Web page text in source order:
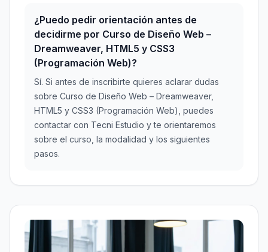
¿Puedo pedir orientación antes de
decidirme por Curso de Diseño Web –
Dreamweaver, HTML5 y CSS3
(Programación Web)?
Sí. Si antes de inscribirte quieres aclarar dudas
sobre Curso de Diseño Web – Dreamweaver,
HTML5 y CSS3 (Programación Web), puedes
contactar con Tecni Estudio y te orientaremos
sobre el curso, la modalidad y los siguientes
pasos.